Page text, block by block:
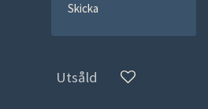
Skicka
Utsåld